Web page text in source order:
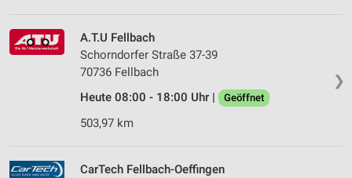
❯
A.T.U Fellbach
Schorndorfer Straße 37-39
70736 Fellbach
Heute 08:00 - 18:00 Uhr |
Geöffnet
503,97 km
CarTech Fellbach-Oeffingen